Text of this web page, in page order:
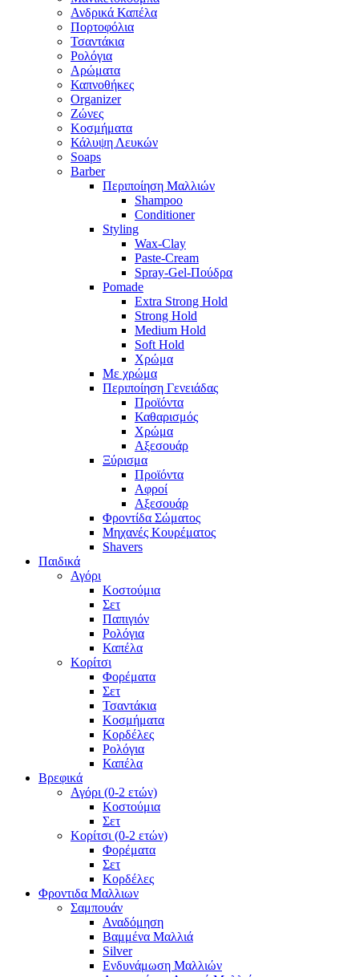
Ανδρικά Καπέλα
Πορτοφόλια
Τσαντάκια
Ρολόγια
Αρώματα
Καπνοθήκες
Organizer
Ζώνες
Κοσμήματα
Κάλυψη Λευκών
Soaps
Barber
Περιποίηση Μαλλιών
Shampoo
Conditioner
Styling
Wax-Clay
Paste-Cream
Spray-Gel-Πούδρα
Pomade
Extra Strong Hold
Strong Hold
Medium Hold
Soft Hold
Χρώμα
Με χρώμα
Περιποίηση Γενειάδας
Προϊόντα
Καθαρισμός
Χρώμα
Αξεσουάρ
Ξύρισμα
Προϊόντα
Αφροί
Αξεσουάρ
Φροντίδα Σώματος
Μηχανές Κουρέματος
Shavers
Παιδικά
Αγόρι
Κοστούμια
Σετ
Παπιγιόν
Ρολόγια
Καπέλα
Κορίτσι
Φορέματα
Σετ
Τσαντάκια
Κοσμήματα
Κορδέλες
Ρολόγια
Καπέλα
Βρεφικά
Αγόρι (0-2 ετών)
Κοστούμια
Σετ
Κορίτσι (0-2 ετών)
Φορέματα
Σετ
Κορδέλες
Φροντιδα Μαλλιων
Σαμπουάν
Αναδόμηση
Βαμμένα Μαλλιά
Silver
Ενδυνάμωση Μαλλιών